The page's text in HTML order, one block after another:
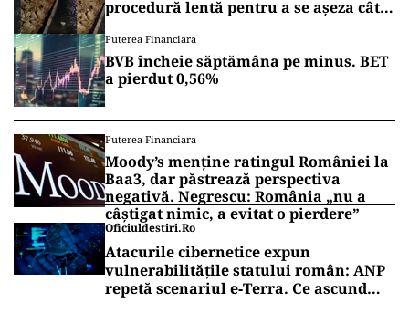
procedură lentă pentru a se așeza cât
Puterea Financiara
BVB încheie săptămâna pe minus. BET
a pierdut 0,56%
Puterea Financiara
Moody’s menține ratingul României la
Baa3, dar păstrează perspectiva
negativă. Negrescu: România „nu a
câștigat nimic, a evitat o pierdere”
Oficiuldestiri.ro
Atacurile cibernetice expun
vulnerabilitățile statului român: ANP
repetă scenariul e‑Terra. Ce ascund